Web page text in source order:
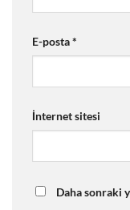
E-posta*
İnternet sitesi
Daha sonraki